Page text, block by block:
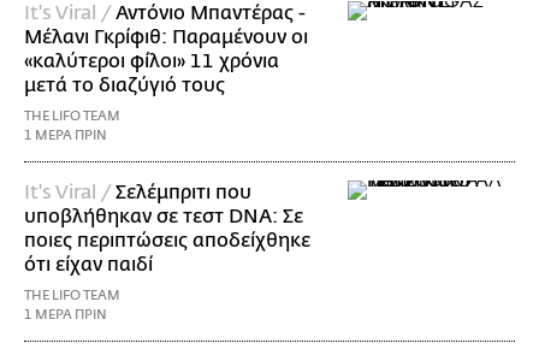
It's Viral /Αντόνιο Μπαντέρας -
Μέλανι Γκρίφιθ: Παραμένουν οι
«καλύτεροι φίλοι» 11 χρόνια
μετά το διαζύγιό τους
THE LIFO TEAM
1 ΜΕΡΑ ΠΡΙΝ
It's Viral /Σελέμπριτι που
υποβλήθηκαν σε τεστ DNA: Σε
ποιες περιπτώσεις αποδείχθηκε
ότι είχαν παιδί
THE LIFO TEAM
1 ΜΕΡΑ ΠΡΙΝ